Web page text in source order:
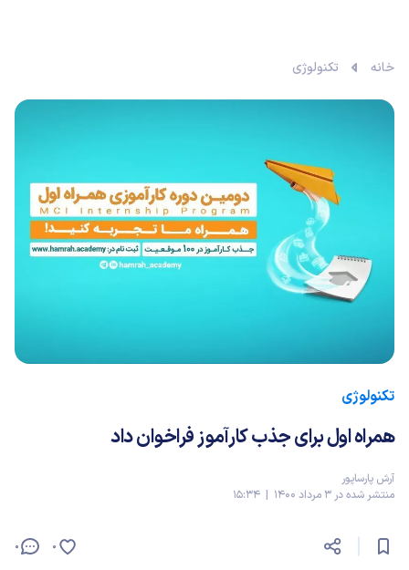
خانه تکنولوژی
تکنولوژی
همراه اول برای جذب کارآموز فراخوان داد
آرش پارساپور
منتشر شده در 3 مرداد 1400 | 15:34
0 0